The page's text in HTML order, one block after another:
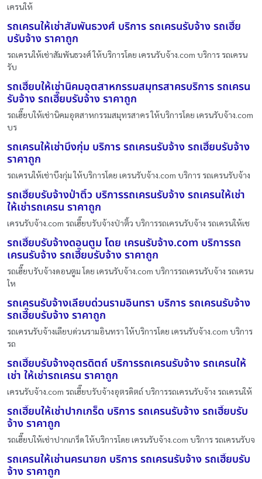
เครนให้
รถเครนให้เช่าสัมพันธวงศ์ บริการ รถเครนรับจ้าง รถเฮี๊ย
บรับจ้าง ราคาถูก
รถเครนให้เช่าสัมพันธวงศ์ ให้บริการโดย เครนรับจ้าง.com บริการ รถเครน
รับ
รถเฮี๊ยบให้เช่านิคมอุตสาหกรรมสมุทรสาครบริการ รถเครน
รับจ้าง รถเฮี๊ยบรับจ้าง ราคาถูก
รถเฮี๊ยบให้เช่านิคมอุตสาหกรรมสมุทรสาคร ให้บริการโดย เครนรับจ้าง.com
บร
รถเครนให้เช่าบึงกุ่ม บริการ รถเครนรับจ้าง รถเฮี๊ยบรับจ้าง
ราคาถูก
รถเครนให้เช่าบึงกุ่ม ให้บริการโดย เครนรับจ้าง.com บริการ รถเครนรับจ้าง
รถเฮี๊ยบรับจ้างป่าติ้ว บริการรถเครนรับจ้าง รถเครนให้เช่า
ให้เช่ารถเครน ราคาถูก
เครนรับจ้าง.com รถเฮี๊ยบรับจ้างป่าติ้ว บริการรถเครนรับจ้าง รถเครนให้เช
รถเฮี๊ยบรับจ้างดอนตูม โดย เครนรับจ้าง.com บริการรถ
เครนรับจ้าง รถเฮี๊ยบรับจ้าง ราคาถูก
รถเฮี๊ยบรับจ้างดอนตูม โดย เครนรับจ้าง.com บริการรถเครนรับจ้าง รถเครน
ให
รถเครนรับจ้างเลียบด่วนรามอินทรา บริการ รถเครนรับจ้าง
รถเฮี๊ยบรับจ้าง ราคาถูก
รถเครนรับจ้างเลียบด่วนรามอินทรา ให้บริการโดย เครนรับจ้าง.com บริการ
รถ
รถเฮี๊ยบรับจ้างอุตรดิตถ์ บริการรถเครนรับจ้าง รถเครนให้
เช่า ให้เช่ารถเครน ราคาถูก
เครนรับจ้าง.com รถเฮี๊ยบรับจ้างอุตรดิตถ์ บริการรถเครนรับจ้าง รถเครนให้
รถเฮี๊ยบให้เช่าปากเกร็ด บริการ รถเครนรับจ้าง รถเฮี๊ยบรับ
จ้าง ราคาถูก
รถเฮี๊ยบให้เช่าปากเกร็ด ให้บริการโดย เครนรับจ้าง.com บริการ รถเครนรับจ
รถเครนให้เช่านครนายก บริการ รถเครนรับจ้าง รถเฮี๊ยบรับ
จ้าง ราคาถูก